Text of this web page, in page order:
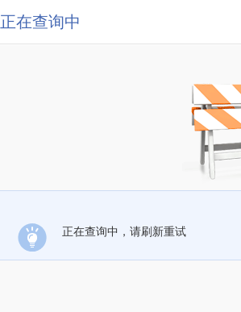
正在查询中
正在查询中，请刷新重试